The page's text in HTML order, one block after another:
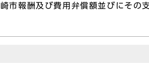
市報酬及び費用弁償額並びにそ